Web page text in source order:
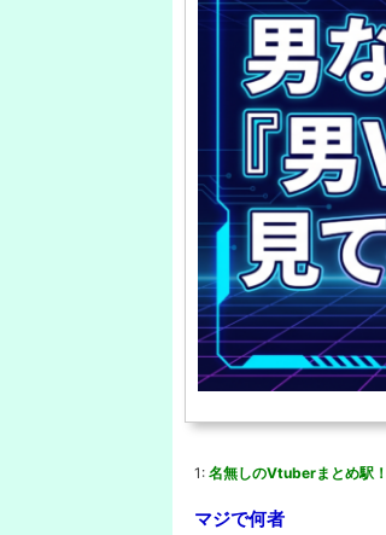
1: 名無しのVtuberまとめ駅！
マジで何者